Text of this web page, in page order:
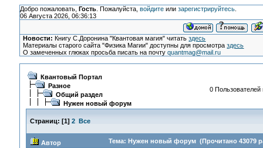
Добро пожаловать, Гость. Пожалуйста, войдитеили зарегистрируйтесь.
06 Августа 2026, 06:36:13
Новости: Книгу С.Доронина "Квантовая магия" читатьздесь
Материалы старого сайта "Физика Магии" доступны для просмотраздесь
О замеченных глюках просьба писать на почтуquantmag@mail.ru
Квантовый Портал
Разное
Общий раздел
Нужен новый форум
0 Пользователей
Страниц: [1] 2 Все
Автор Тема: Нужен новый форум (Прочитано 43079